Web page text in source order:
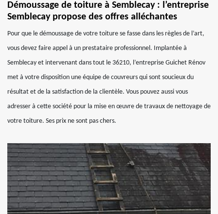
Démoussage de toiture à Semblecay : l’entreprise
Semblecay propose des offres alléchantes
Pour que le démoussage de votre toiture se fasse dans les règles de l’art,
vous devez faire appel à un prestataire professionnel. Implantée à
Semblecay et intervenant dans tout le 36210, l’entreprise Guichet Rénov
met à votre disposition une équipe de couvreurs qui sont soucieux du
résultat et de la satisfaction de la clientèle. Vous pouvez aussi vous
adresser à cette société pour la mise en œuvre de travaux de nettoyage de
votre toiture. Ses prix ne sont pas chers.